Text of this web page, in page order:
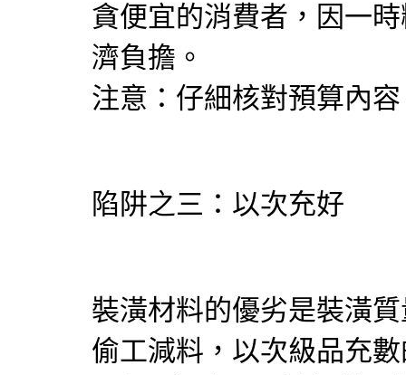
貪便宜的消費者，因一
濟負擔。
注意：仔細核對預算內
陷阱之三：以次充好
裝潢材料的優劣是裝潢
偷工減料，以次級品充